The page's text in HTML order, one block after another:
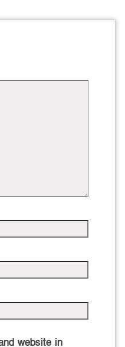
website in